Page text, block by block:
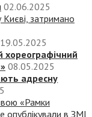
02.06.2025
Києві, затримано
19.05.2025
хореографічний
08.05.2025
адресну
«‎Рамки
опублікували в ЗМІ